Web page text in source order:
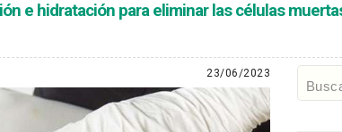
e hidratación para eliminar las células
23/06/2023